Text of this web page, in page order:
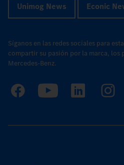
Unimog News Econic
Síganos en las redes sociales para
compartir su pasión por la marca, los
Mercedes-Benz.